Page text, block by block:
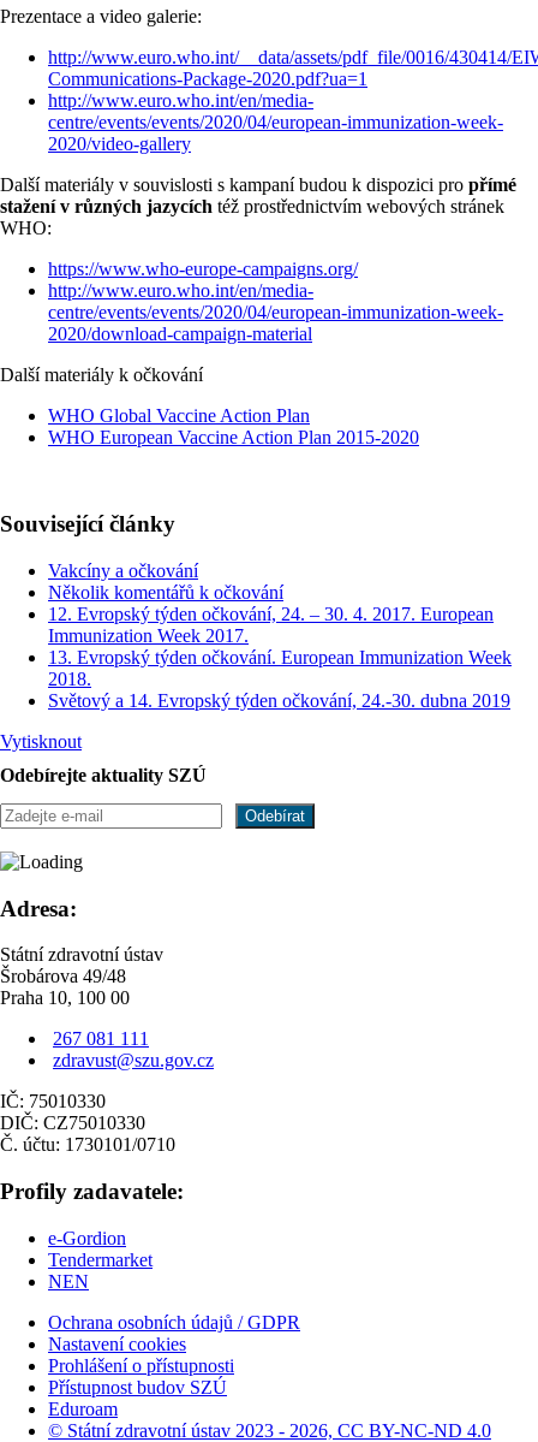
Prezentace a video galerie:
http://www.euro.who.int/__data/assets/pdf_file/0016/430414/
Communications-Package-2020.pdf?ua=1
http://www.euro.who.int/en/media-
centre/events/events/2020/04/european-immunization-week-
2020/video-gallery
Další materiály v souvislosti s kampaní budou k dispozici pro přímé
stažení v různých jazycích též prostřednictvím webových stránek
WHO:
https://www.who-europe-campaigns.org/
http://www.euro.who.int/en/media-
centre/events/events/2020/04/european-immunization-week-
2020/download-campaign-material
Další materiály k očkování
WHO Global Vaccine Action Plan
WHO European Vaccine Action Plan 2015-2020
Související články
Vakcíny a očkování
Několik komentářů k očkování
12. Evropský týden očkování, 24. – 30. 4. 2017. European
Immunization Week 2017.
13. Evropský týden očkování. European Immunization Week
2018.
Světový a 14. Evropský týden očkování, 24.-30. dubna 2019
Vytisknout
Odebírejte aktuality SZÚ
Adresa:
Státní zdravotní ústav
Šrobárova 49/48
Praha 10, 100 00
267 081 111
zdravust@szu.gov.cz
IČ: 75010330
DIČ: CZ75010330
Č. účtu: 1730101/0710
Profily zadavatele:
e-Gordion
Tendermarket
NEN
Ochrana osobních údajů / GDPR
Nastavení cookies
Prohlášení o přístupnosti
Přístupnost budov SZÚ
Eduroam
© Státní zdravotní ústav 2023 - 2026, CC BY-NC-ND 4.0